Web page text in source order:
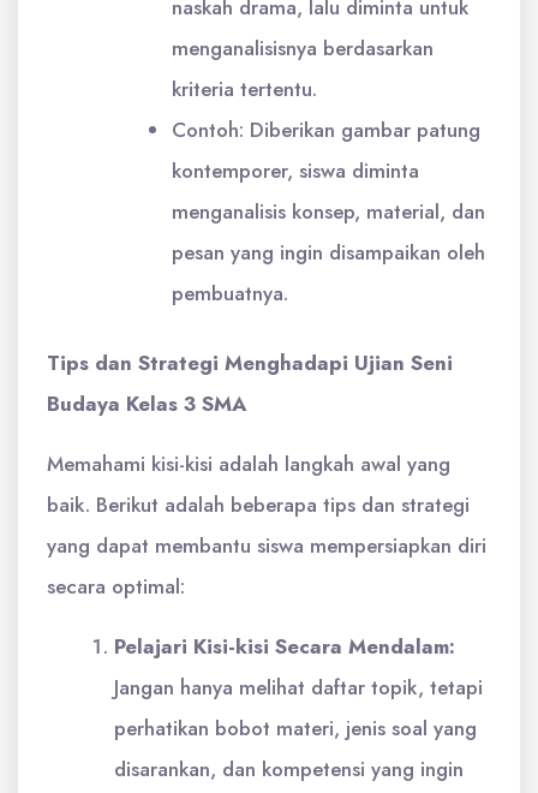
naskah drama, lalu diminta untuk
menganalisisnya berdasarkan
kriteria tertentu.
Contoh: Diberikan gambar patung
kontemporer, siswa diminta
menganalisis konsep, material, dan
pesan yang ingin disampaikan oleh
pembuatnya.
Tips dan Strategi Menghadapi Ujian Seni
Budaya Kelas 3 SMA
Memahami kisi-kisi adalah langkah awal yang
baik. Berikut adalah beberapa tips dan strategi
yang dapat membantu siswa mempersiapkan diri
secara optimal:
Pelajari Kisi-kisi Secara Mendalam:
Jangan hanya melihat daftar topik, tetapi
perhatikan bobot materi, jenis soal yang
disarankan, dan kompetensi yang ingin